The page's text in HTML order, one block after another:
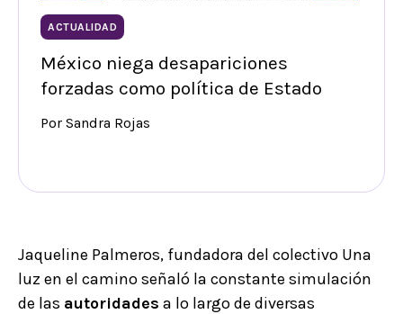
ACTUALIDAD
México niega desapariciones
forzadas como política de Estado
Por Sandra Rojas
Jaqueline Palmeros, fundadora del colectivo Una
luz en el camino señaló la constante simulación
de las autoridades a lo largo de diversas